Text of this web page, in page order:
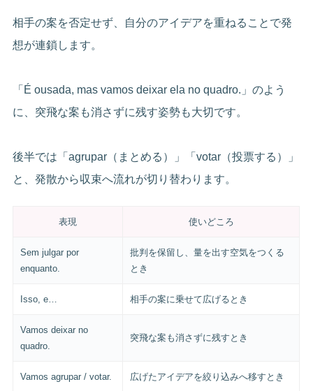
相手の案を否定せず、自分のアイデアを重ねることで発
想が連鎖します。
「É ousada, mas vamos deixar ela no quadro.」のよう
に、突飛な案も消さずに残す姿勢も大切です。
後半では「agrupar（まとめる）」「votar（投票する）」
と、発散から収束へ流れが切り替わります。
表現 使いどころ
Sem julgar por
enquanto.
批判を保留し、量を出す空気をつくる
とき
Isso, e… 相手の案に乗せて広げるとき
Vamos deixar no
quadro.
突飛な案も消さずに残すとき
Vamos agrupar / votar. 広げたアイデアを絞り込みへ移すとき